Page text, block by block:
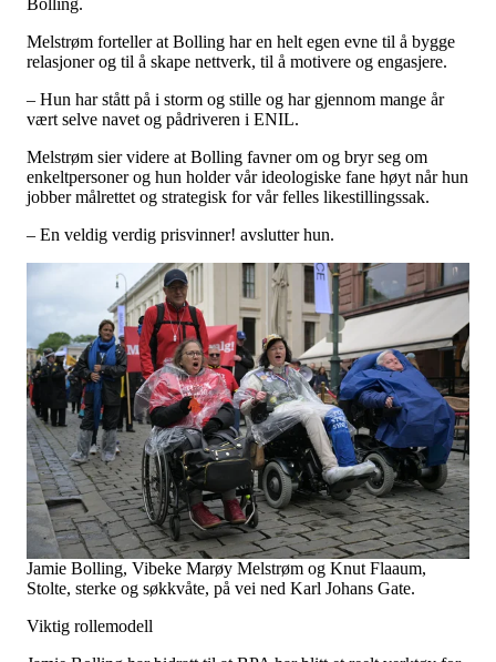
Bolling.
Melstrøm forteller at Bolling har en helt egen evne til å bygge
relasjoner og til å skape nettverk, til å motivere og engasjere.
– Hun har stått på i storm og stille og har gjennom mange år
vært selve navet og pådriveren i ENIL.
Melstrøm sier videre at Bolling favner om og bryr seg om
enkeltpersoner og hun holder vår ideologiske fane høyt når hun
jobber målrettet og strategisk for vår felles likestillingssak.
– En veldig verdig prisvinner! avslutter hun.
Jamie Bolling, Vibeke Marøy Melstrøm og Knut Flaaum,
Stolte, sterke og søkkvåte, på vei ned Karl Johans Gate.
Viktig rollemodell